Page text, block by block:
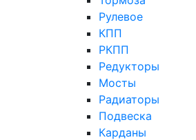
Рулевое
КПП
РКПП
Редукторы
Мосты
Радиаторы
Подвеска
Карданы